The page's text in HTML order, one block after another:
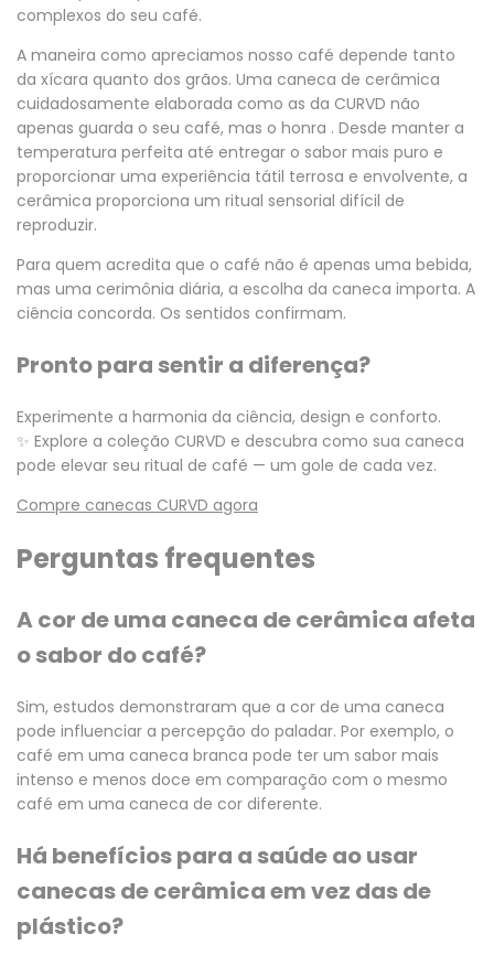
complexos do seu café.
A maneira como apreciamos nosso café depende tanto
da xícara quanto dos grãos. Uma caneca de cerâmica
cuidadosamente elaborada como as da CURVD não
apenas guarda o seu café, mas o honra . Desde manter a
temperatura perfeita até entregar o sabor mais puro e
proporcionar uma experiência tátil terrosa e envolvente, a
cerâmica proporciona um ritual sensorial difícil de
reproduzir.
Para quem acredita que o café não é apenas uma bebida,
mas uma cerimônia diária, a escolha da caneca importa. A
ciência concorda. Os sentidos confirmam.
Pronto para sentir a diferença?
Experimente a harmonia da ciência, design e conforto.
✨ Explore a coleção CURVD e descubra como sua caneca
pode elevar seu ritual de café — um gole de cada vez.
Compre canecas CURVD agora
Perguntas frequentes
A cor de uma caneca de cerâmica afeta
o sabor do café?
Sim, estudos demonstraram que a cor de uma caneca
pode influenciar a percepção do paladar. Por exemplo, o
café em uma caneca branca pode ter um sabor mais
intenso e menos doce em comparação com o mesmo
café em uma caneca de cor diferente.
Há benefícios para a saúde ao usar
canecas de cerâmica em vez das de
plástico?